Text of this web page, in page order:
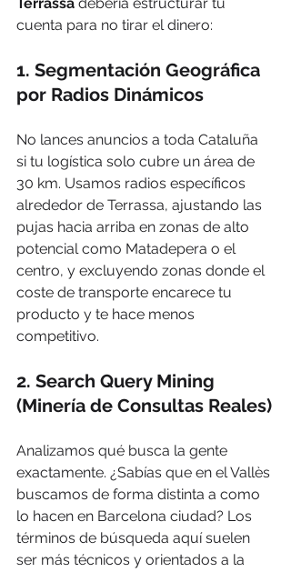
cuenta para no tirar el dinero:
1. Segmentación Geográfica
por Radios Dinámicos
No lances anuncios a toda Cataluña
si tu logística solo cubre un área de
30 km. Usamos radios específicos
alrededor de Terrassa, ajustando las
pujas hacia arriba en zonas de alto
potencial como Matadepera o el
centro, y excluyendo zonas donde el
coste de transporte encarece tu
producto y te hace menos
competitivo.
2. Search Query Mining
(Minería de Consultas Reales)
Analizamos qué busca la gente
exactamente. ¿Sabías que en el Vallès
buscamos de forma distinta a como
lo hacen en Barcelona ciudad? Los
términos de búsqueda aquí suelen
ser más técnicos y orientados a la